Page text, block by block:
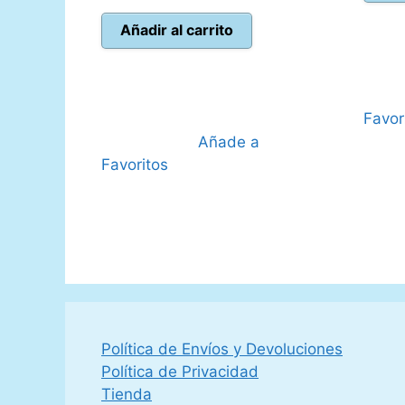
original
era:
es:
Añadir al carrito
Añade a
Favoritos
Política de Envíos y Devoluciones
Política de Privacidad
Tienda